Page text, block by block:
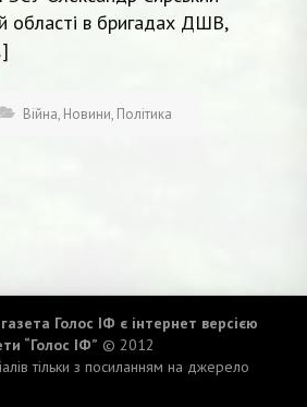
області в бригадах ДШВ,
Війна, Новини, Політика
Голос ІФ є інтернет версією
“Голос ІФ” © 2012
тільки з посиланням на джерело